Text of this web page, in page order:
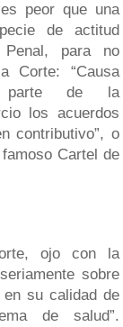
peor que una
de actitud
para no
Corte: “Causa
parte de la
los acuerdos
contributivo”, o
Cartel de
ojo con la
sobre
su calidad de
de salud”.